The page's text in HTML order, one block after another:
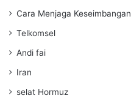
Cara Menjaga Keseimbangan
Telkomsel
Andi fai
Iran
selat Hormuz